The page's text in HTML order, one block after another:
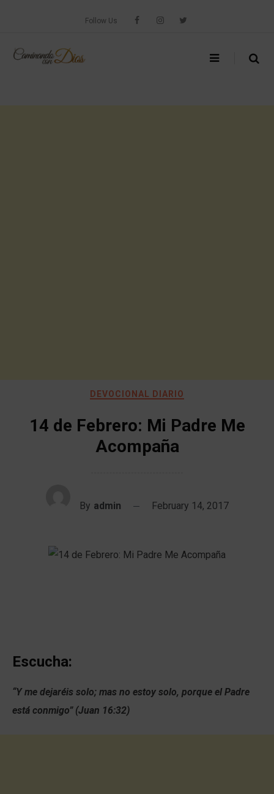
Follow Us
DEVOCIONAL DIARIO
14 de Febrero: Mi Padre Me
Acompaña
By admin February 14, 2017
Escucha:
“Y me dejaréis solo; mas no estoy solo, porque el Padre
está conmigo” (Juan 16:32)